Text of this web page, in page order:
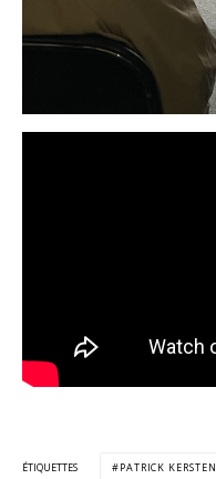
ÉTIQUETTES PATRICK KERSTEN